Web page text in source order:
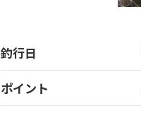
釣行日
ポイント